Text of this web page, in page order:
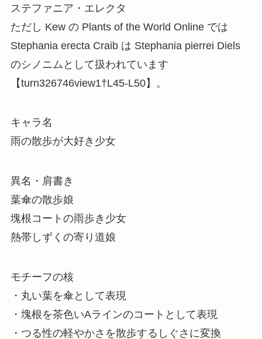
ステファニア・エレクタ
ただし Kew の Plants of the World Online では
Stephania erecta Craib は Stephania pierrei Diels
のシノニムとして扱われています
【turn326746view1†L45-L50】。
キャラ名
雨の散歩が大好き少女
異名・肩書き
葉傘の散歩娘
塊根コートの雨歩き少女
熱帯しずくの寄り道娘
モチーフの核
・丸い葉を傘として表現
・塊根を茶色いAラインのコートとして表現
・つる性の軽やかさを散歩するしぐさに変換